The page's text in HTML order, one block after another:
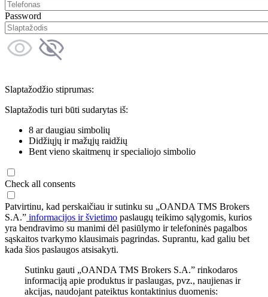
Password
Slaptažodžio stiprumas:
Slaptažodis turi būti sudarytas iš:
8 ar daugiau simbolių
Didžiųjų ir mažųjų raidžių
Bent vieno skaitmenų ir specialiojo simbolio
Check all consents
Patvirtinu, kad perskaičiau ir sutinku su „OANDA TMS Brokers
S.A.” informacijos ir švietimo paslaugų teikimo sąlygomis, kurios
yra bendravimo su manimi dėl pasiūlymo ir telefoninės pagalbos
sąskaitos tvarkymo klausimais pagrindas. Suprantu, kad galiu bet
kada šios paslaugos atsisakyti.
Sutinku gauti „OANDA TMS Brokers S.A.” rinkodaros
informaciją apie produktus ir paslaugas, pvz., naujienas ir
akcijas, naudojant pateiktus kontaktinius duomenis: